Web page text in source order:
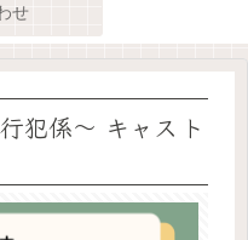
せ
犯係〜 キャスト